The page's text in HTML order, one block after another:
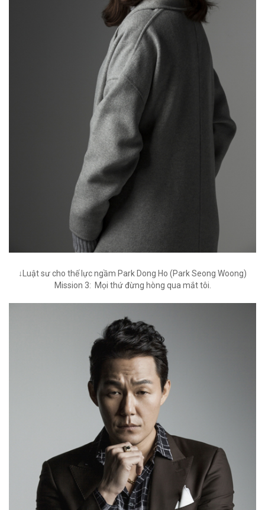
↓Luật sư cho thế lực ngầm Park Dong Ho (Park Seong Woong)
Mission 3: Mọi thứ đừng hòng qua mắt tôi.